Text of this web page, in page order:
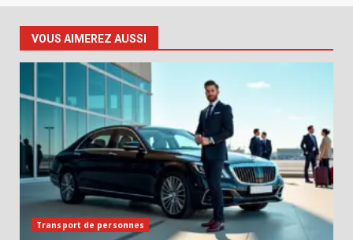
VOUS AIMEREZ AUSSI
Transport de personnes